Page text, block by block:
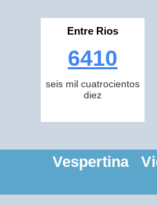
Entre Rios
6410
seis mil cuatrocientos
diez
Vespertina